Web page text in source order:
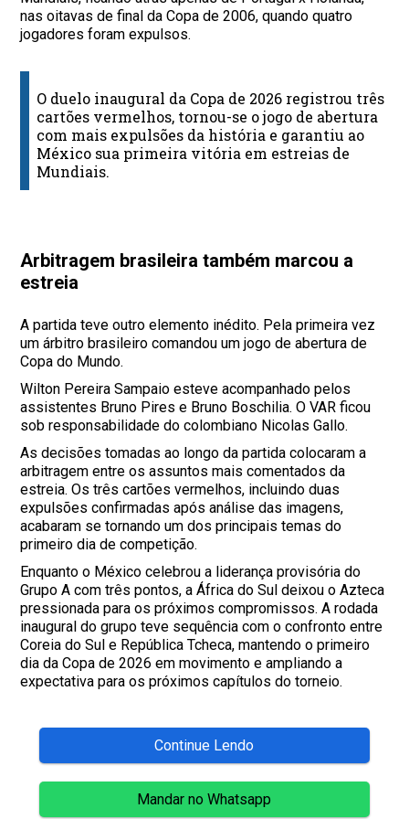
nas oitavas de final da Copa de 2006, quando quatro
jogadores foram expulsos.
O duelo inaugural da Copa de 2026 registrou três
cartões vermelhos, tornou-se o jogo de abertura
com mais expulsões da história e garantiu ao
México sua primeira vitória em estreias de
Mundiais.
Arbitragem brasileira também marcou a
estreia
A partida teve outro elemento inédito. Pela primeira vez
um árbitro brasileiro comandou um jogo de abertura de
Copa do Mundo.
Wilton Pereira Sampaio esteve acompanhado pelos
assistentes Bruno Pires e Bruno Boschilia. O VAR ficou
sob responsabilidade do colombiano Nicolas Gallo.
As decisões tomadas ao longo da partida colocaram a
arbitragem entre os assuntos mais comentados da
estreia. Os três cartões vermelhos, incluindo duas
expulsões confirmadas após análise das imagens,
acabaram se tornando um dos principais temas do
primeiro dia de competição.
Enquanto o México celebrou a liderança provisória do
Grupo A com três pontos, a África do Sul deixou o Azteca
pressionada para os próximos compromissos. A rodada
inaugural do grupo teve sequência com o confronto entre
Coreia do Sul e República Tcheca, mantendo o primeiro
dia da Copa de 2026 em movimento e ampliando a
expectativa para os próximos capítulos do torneio.
Continue Lendo
Mandar no Whatsapp